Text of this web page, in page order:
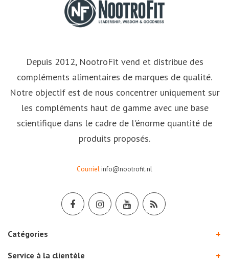
Depuis 2012, NootroFit vend et distribue des
compléments alimentaires de marques de qualité.
Notre objectif est de nous concentrer uniquement sur
les compléments haut de gamme avec une base
scientifique dans le cadre de l'énorme quantité de
produits proposés.
Courrielinfo@nootrofit.nl
Catégories
Service à la clientèle